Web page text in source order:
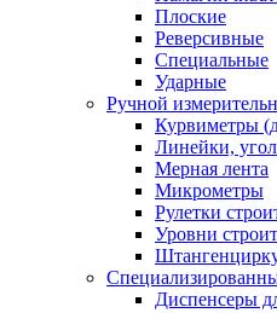
Плоские
Реверсивные
Специальные
Ударные
Ручной
Курвиметры
Линейки,
Мерная лента
Микрометры
Рулетки
Уровни
Диспенсеры